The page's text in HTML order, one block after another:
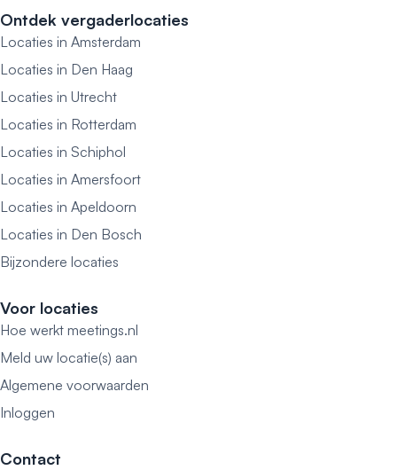
Ontdek vergaderlocaties
Locaties in Amsterdam
Locaties in Den Haag
Locaties in Utrecht
Locaties in Rotterdam
Locaties in Schiphol
Locaties in Amersfoort
Locaties in Apeldoorn
Locaties in Den Bosch
Bijzondere locaties
Voor locaties
Hoe werkt meetings.nl
Meld uw locatie(s) aan
Algemene voorwaarden
Inloggen
Contact